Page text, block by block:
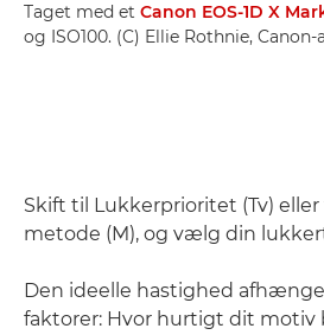
Taget med et Canon EOS-1D X
og ISO100. (C) Ellie Rothnie, Canon-
Skift til Lukkerprioritet (Tv) eller
metode (M), og vælg din
Den ideelle hastighed
faktorer: Hvor hurtigt dit motiv